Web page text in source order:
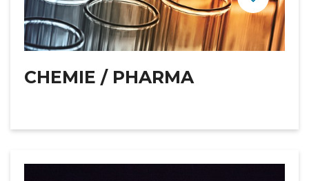
CHEMIE / PHARMA